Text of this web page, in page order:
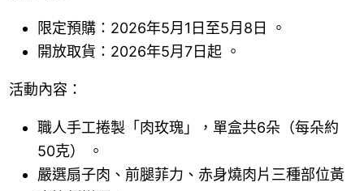
限定預購：2026年5月1日至5月8日 。
開放取貨：2026年5月7日起 。
活動內容：
職人手工捲製「肉玫瑰」，單盒共6朵（每朵約
50克） 。
嚴選扇子肉、前腿菲力、赤身燒肉片三種部位黃